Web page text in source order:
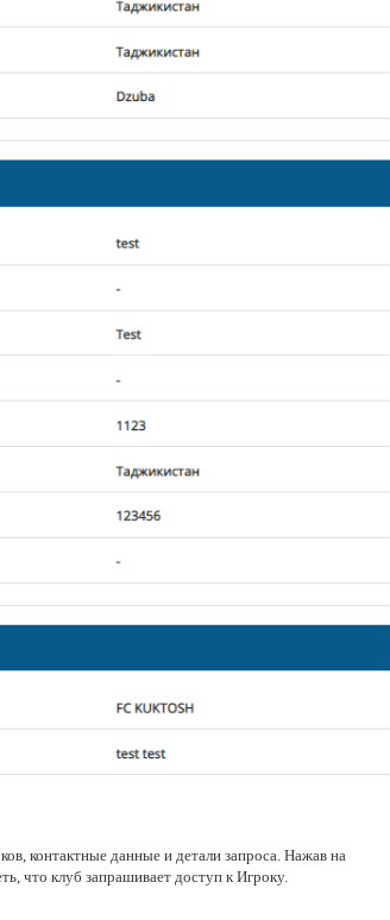
контактные данные и детали запроса. Нажав на
что клуб запрашивает доступ к Игроку.